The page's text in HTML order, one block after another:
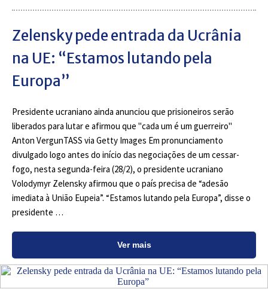
Zelensky pede entrada da Ucrânia
na UE: “Estamos lutando pela
Europa”
Presidente ucraniano ainda anunciou que prisioneiros serão
liberados para lutar e afirmou que "cada um é um guerreiro"
Anton VergunTASS via Getty Images Em pronunciamento
divulgado logo antes do início das negociações de um cessar-
fogo, nesta segunda-feira (28/2), o presidente ucraniano
Volodymyr Zelensky afirmou que o país precisa de “adesão
imediata à União Eupeia”. “Estamos lutando pela Europa”, disse o
presidente …
Ver mais